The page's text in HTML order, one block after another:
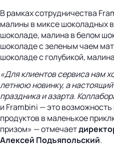
В рамках сотрудничества
малины в миксе шоколадных
шоколаде, малина в белом
шоколаде с зеленым чаем
шоколаде с голубикой,
«Для клиентов сервиса нам
летнюю новинку, а
праздника и азарта.
и Frambini — это
продуктов в маленькое
призом» — отмечает
Алексей Подъяпольский.